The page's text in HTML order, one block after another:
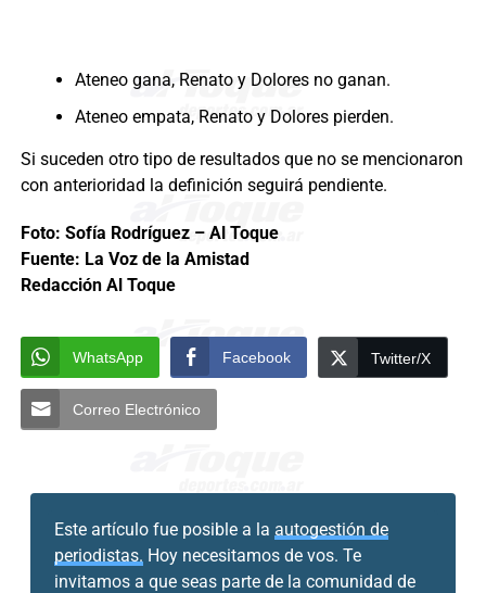
Ateneo gana, Renato y Dolores no ganan.
Ateneo empata, Renato y Dolores pierden.
Si suceden otro tipo de resultados que no se mencionaron
con anterioridad la definición seguirá pendiente.
Foto: Sofía Rodríguez – Al Toque
Fuente: La Voz de la Amistad
Redacción Al Toque
WhatsApp Facebook Twitter/X
Correo Electrónico
Este artículo fue posible a la autogestión de
periodistas. Hoy necesitamos de vos. Te
invitamos a que seas parte de la comunidad de